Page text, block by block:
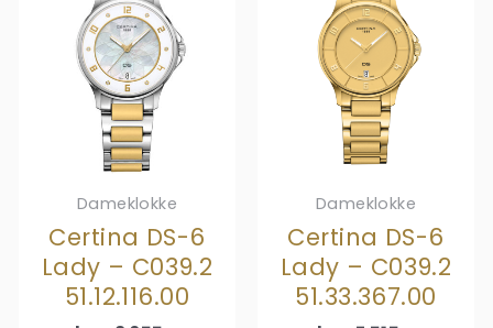
Dameklokke
Certina DS-6
Lady – C039.2
51.12.116.00
Dameklokke
Certina DS-6
Lady – C039.2
51.33.367.00